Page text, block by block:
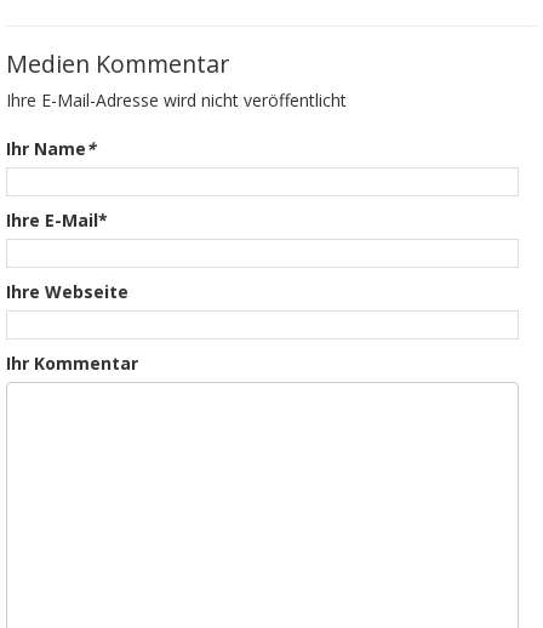
Medien Kommentar
Ihre E-Mail-Adresse wird nicht veröffentlicht
Ihr Name*
Ihre E-Mail*
Ihre Webseite
Ihr Kommentar